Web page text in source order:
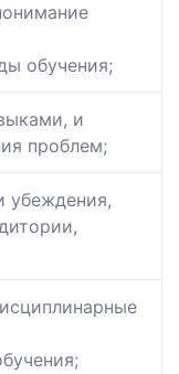
обучения;
и
проблем;
убеждения,